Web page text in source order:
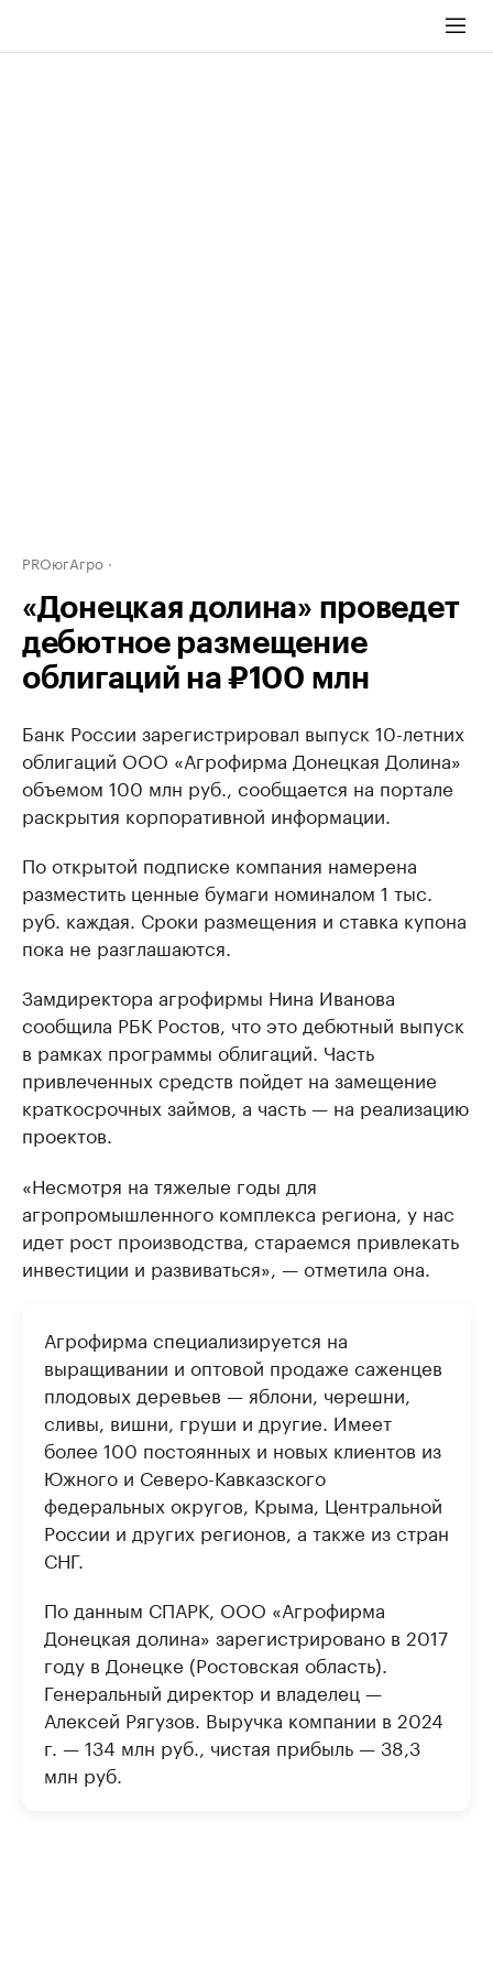
PROюгАгро
«Донецкая долина» проведет
дебютное размещение
облигаций на ₽100 млн
Банк России зарегистрировал выпуск 10-летних
облигаций ООО «Агрофирма Донецкая Долина»
объемом 100 млн руб., сообщается на портале
раскрытия корпоративной информации.
По открытой подписке компания намерена
разместить ценные бумаги номиналом 1 тыс.
руб. каждая. Сроки размещения и ставка купона
пока не разглашаются.
Замдиректора агрофирмы Нина Иванова
сообщила РБК Ростов, что это дебютный выпуск
в рамках программы облигаций. Часть
привлеченных средств пойдет на замещение
краткосрочных займов, а часть — на реализацию
проектов.
«Несмотря на тяжелые годы для
агропромышленного комплекса региона, у нас
идет рост производства, стараемся привлекать
инвестиции и развиваться», — отметила она.
Агрофирма специализируется на
выращивании и оптовой продаже саженцев
плодовых деревьев — яблони, черешни,
сливы, вишни, груши и другие. Имеет
более 100 постоянных и новых клиентов из
Южного и Северо-Кавказского
федеральных округов, Крыма, Центральной
России и других регионов, а также из стран
СНГ.
По данным СПАРК, ООО «Агрофирма
Донецкая долина» зарегистрировано в 2017
году в Донецке (Ростовская область).
Генеральный директор и владелец —
Алексей Рягузов. Выручка компании в 2024
г. — 134 млн руб., чистая прибыль — 38,3
млн руб.